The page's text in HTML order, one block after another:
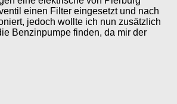
einen Filter eingesetzt und nach
jedoch wollte ich nun zusätzlich
Benzinpumpe finden, da mir der